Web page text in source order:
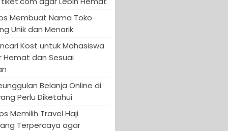
Membuat Nama Toko
Unik dan Menarik
Kost untuk Mahasiswa
Hemat dan Sesuai
Belanja Online di
Perlu Diketahui
Memilih Travel Haji
Terpercaya agar